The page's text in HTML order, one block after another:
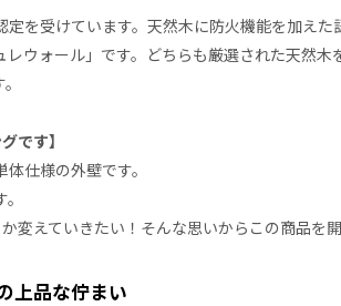
を受けています。天然木に防火機能を加えた
ウォール」です。どちらも厳選された天然木
です】
仕様の外壁です。
えていきたい！そんな思いからこの商品を開
上品な佇まい